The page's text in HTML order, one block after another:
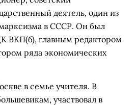
деятель, один из
в СССР. Он был
ВКП(б), главным редактором
ряда экономических
в семье учителя. В
участвовал в